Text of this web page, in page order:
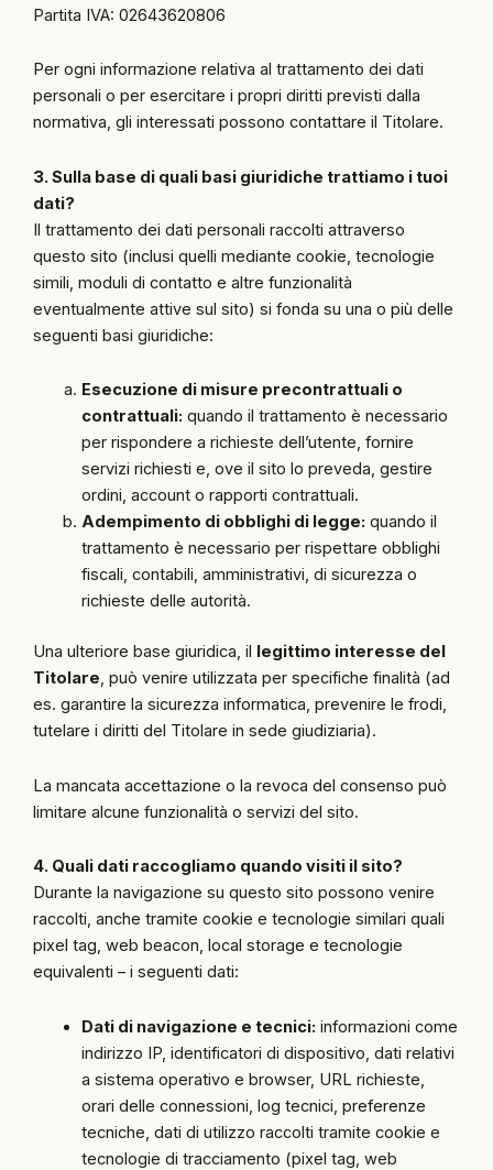
Partita IVA: 02643620806
Per ogni informazione relativa al trattamento dei dati
personali o per esercitare i propri diritti previsti dalla
normativa, gli interessati possono contattare il Titolare.
3. Sulla base di quali basi giuridiche trattiamo i tuoi
dati?
Il trattamento dei dati personali raccolti attraverso
questo sito (inclusi quelli mediante cookie, tecnologie
simili, moduli di contatto e altre funzionalità
eventualmente attive sul sito) si fonda su una o più delle
seguenti basi giuridiche:
Esecuzione di misure precontrattuali o
contrattuali: quando il trattamento è necessario
per rispondere a richieste dell’utente, fornire
servizi richiesti e, ove il sito lo preveda, gestire
ordini, account o rapporti contrattuali.
Adempimento di obblighi di legge: quando il
trattamento è necessario per rispettare obblighi
fiscali, contabili, amministrativi, di sicurezza o
richieste delle autorità.
Una ulteriore base giuridica, il legittimo interesse del
Titolare, può venire utilizzata per specifiche finalità (ad
es. garantire la sicurezza informatica, prevenire le frodi,
tutelare i diritti del Titolare in sede giudiziaria).
La mancata accettazione o la revoca del consenso può
limitare alcune funzionalità o servizi del sito.
4. Quali dati raccogliamo quando visiti il sito?
Durante la navigazione su questo sito possono venire
raccolti, anche tramite cookie e tecnologie similari quali
pixel tag, web beacon, local storage e tecnologie
equivalenti – i seguenti dati:
Dati di navigazione e tecnici: informazioni come
indirizzo IP, identificatori di dispositivo, dati relativi
a sistema operativo e browser, URL richieste,
orari delle connessioni, log tecnici, preferenze
tecniche, dati di utilizzo raccolti tramite cookie e
tecnologie di tracciamento (pixel tag, web